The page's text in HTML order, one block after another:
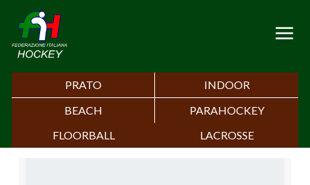
PRATO
INDOOR
BEACH
PARAHOCKEY
FLOORBALL
LACROSSE